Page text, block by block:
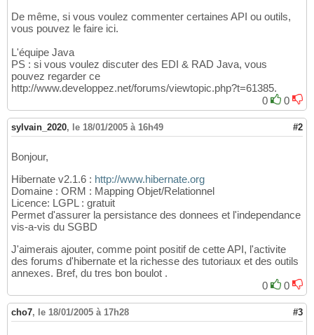
De même, si vous voulez commenter certaines API ou outils,
vous pouvez le faire ici.
L'équipe Java
PS : si vous voulez discuter des EDI & RAD Java, vous
pouvez regarder ce
http://www.developpez.net/forums/viewtopic.php?t=61385.
0
0
sylvain_2020, le 18/01/2005 à 16h49 #2
Bonjour,
Hibernate v2.1.6 : http://www.hibernate.org
Domaine : ORM : Mapping Objet/Relationnel
Licence: LGPL : gratuit
Permet d'assurer la persistance des donnees et l'independance
vis-a-vis du SGBD
J'aimerais ajouter, comme point positif de cette API, l'activite
des forums d'hibernate et la richesse des tutoriaux et des outils
annexes. Bref, du tres bon boulot .
0
0
cho7, le 18/01/2005 à 17h28 #3